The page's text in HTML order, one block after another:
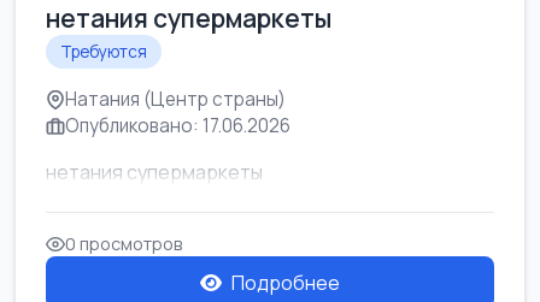
нетания супермаркеты
Требуются
Натания (Центр страны)
Опубликовано: 17.06.2026
нетания супермаркеты
0 просмотров
Подробнее